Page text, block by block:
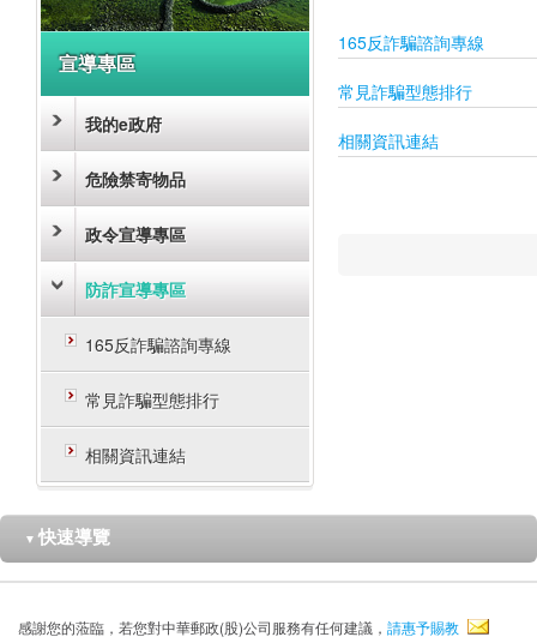
宣導專區
我的e政府
危險禁寄物品
政令宣導專區
防詐宣導專區
165反詐騙諮詢專線
常見詐騙型態排行
相關資訊連結
165反詐騙諮詢專線
常見詐騙型態排行
相關資訊連結
▼ 快速導覽
感謝您的蒞臨，若您對中華郵政(股)公司服務有任何建議， 請惠予賜教